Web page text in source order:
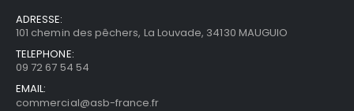
ADRESSE:
101 chemin des pêchers, La Louvade, 34130 MAUGUIO
TELEPHONE:
09 72 67 54 54
EMAIL:
commercial@asb-france.fr